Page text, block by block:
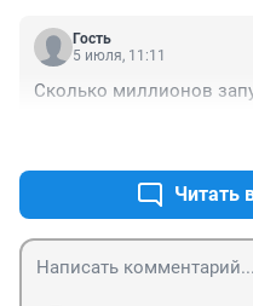
Гость
5 июля, 11:11
Сколько миллионов
Читать